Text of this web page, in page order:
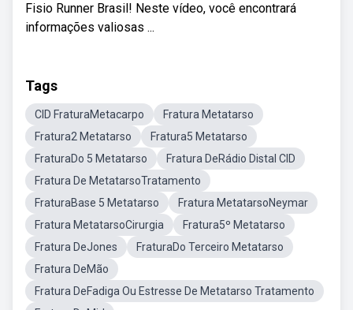
Fisio Runner Brasil! Neste vídeo, você encontrará
informações valiosas ...
Tags
CID FraturaMetacarpo
Fratura Metatarso
Fratura2 Metatarso
Fratura5 Metatarso
FraturaDo 5 Metatarso
Fratura DeRádio Distal CID
Fratura De MetatarsoTratamento
FraturaBase 5 Metatarso
Fratura MetatarsoNeymar
Fratura MetatarsoCirurgia
Fratura5º Metatarso
Fratura DeJones
FraturaDo Terceiro Metatarso
Fratura DeMão
Fratura DeFadiga Ou Estresse De Metatarso Tratamento